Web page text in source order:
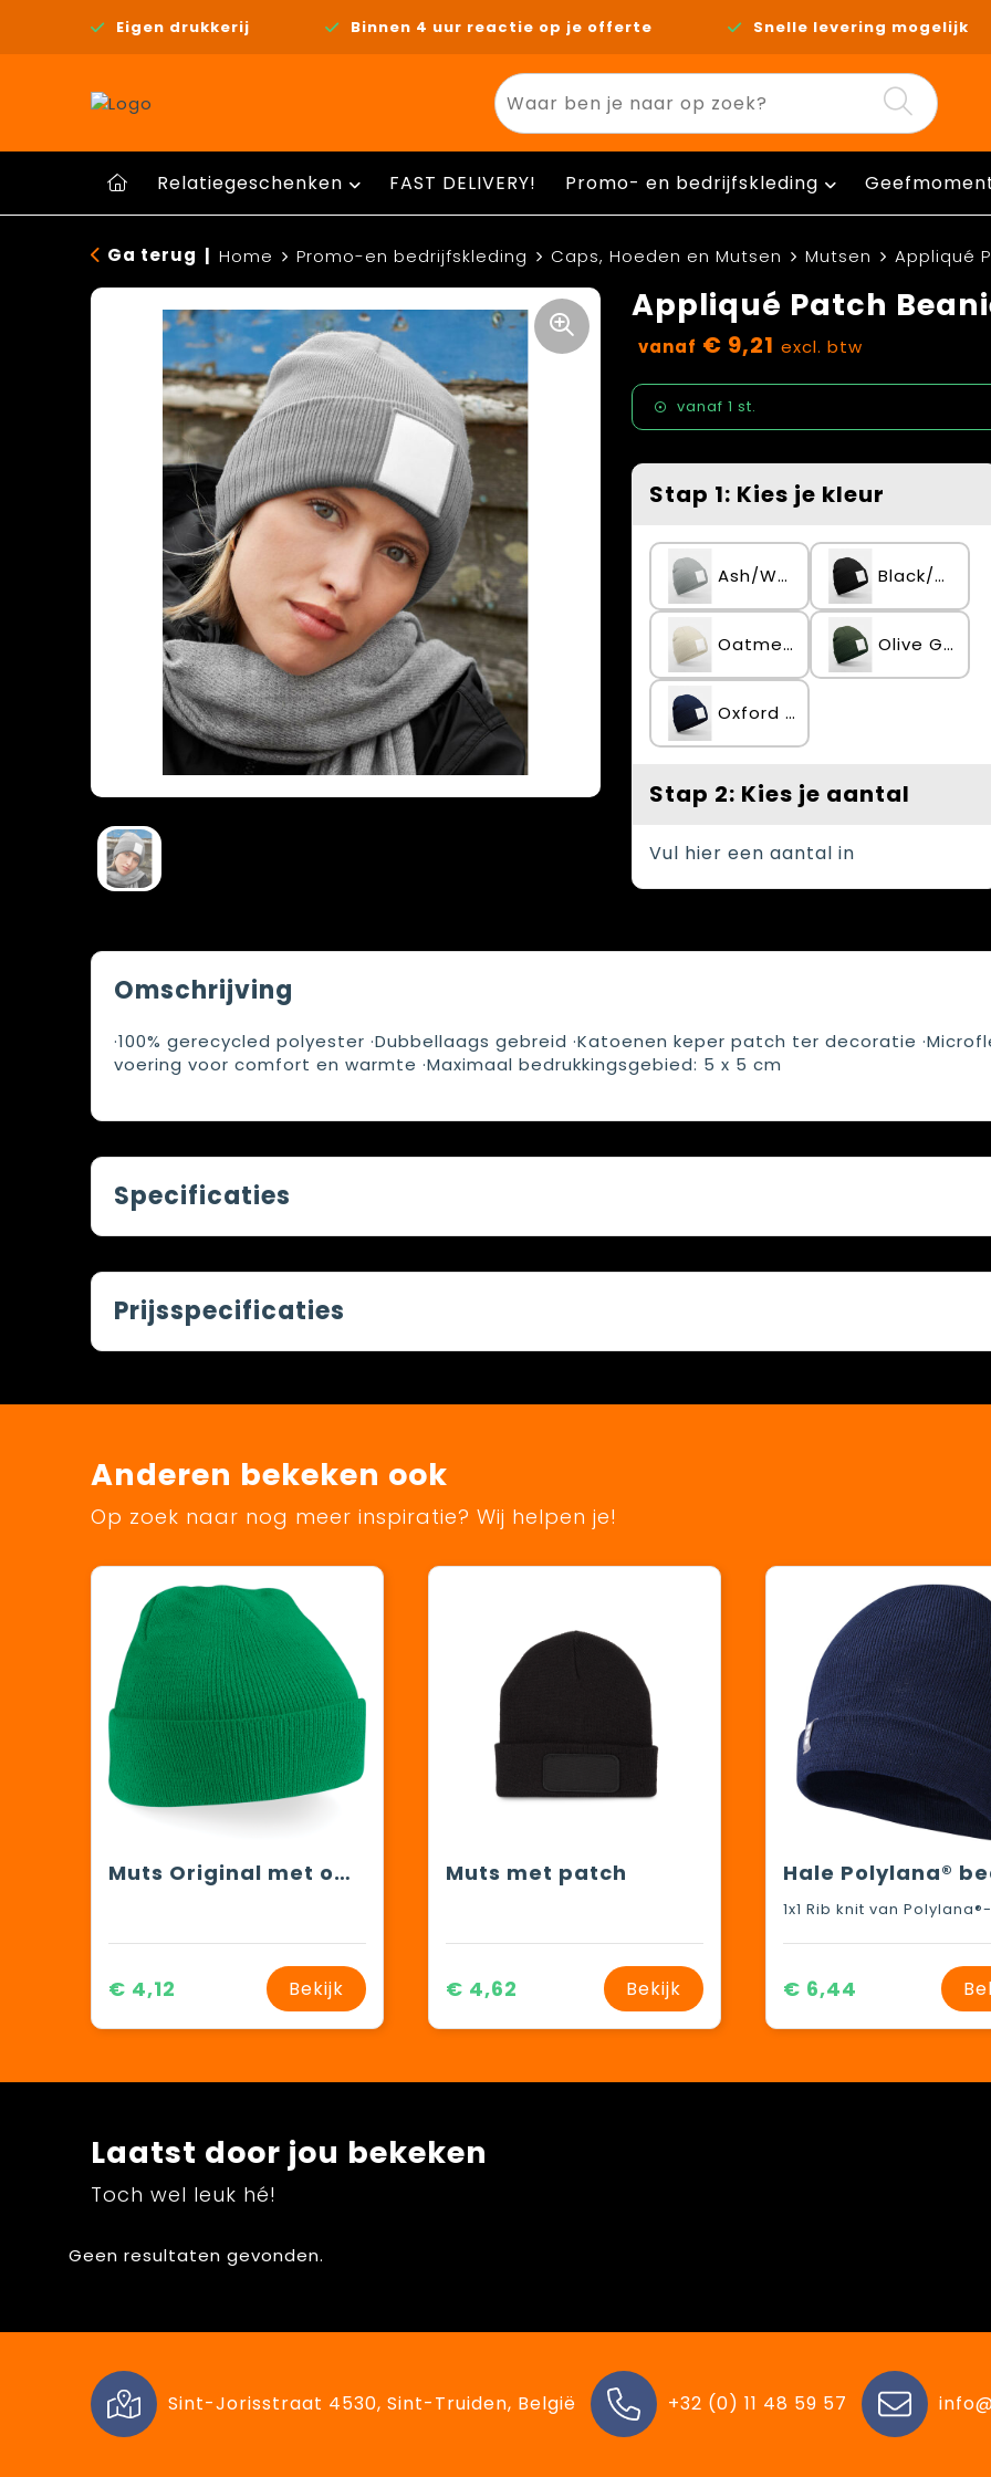
Eigen drukkerij Binnen 4 uur reactie op je offerte Snelle levering mogelijk
Relatiegeschenken FAST DELIVERY! Promo- en bedrijfskleding
Ga terug Home Promo-en bedrijfskleding Caps, Hoeden en Mutsen Mutsen Appliqué
Appliqué Patch
vanaf € 9,21 excl. btw
vanaf 1 st.
Stap 1: Kies je kleur
Ash/White Black/White
Oatmeal/White Olive Green/White
Oxford Navy/White
Stap 2: Kies je aantal
Vul hier een aantal in
Omschrijving
·100% gerecycled polyester ·Dubbellaags gebreid ·Katoenen keper patch ter decoratie
voering voor comfort en warmte ·Maximaal bedrukkingsgebied: 5 x 5 cm
Specificaties
Prijsspecificaties
Anderen bekeken ook
Op zoek naar nog meer inspiratie? Wij helpen je!
Muts Original met omslag
€ 4,12 Bekijk
Muts met patch
€ 4,62 Bekijk
Hale Polylana®
€ 6,44
Laatst door jou bekeken
Toch wel leuk hé!
Geen resultaten gevonden.
Sint-Jorisstraat 4530, Sint-Truiden, België +32 (0) 11 48 59 57